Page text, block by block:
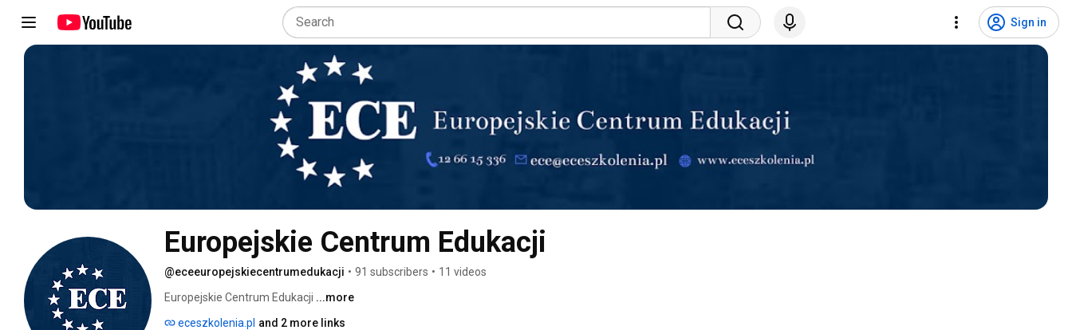
Sign in
Europejskie Centrum Edukacji
@eceeuropejskiecentrumedukacji • 91 subscribers • 11 videos
Europejskie Centrum Edukacji ...more
eceszkolenia.pl and 2 more links